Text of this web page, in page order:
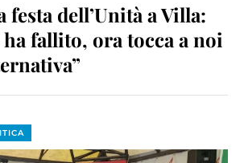
festa dell’Unità a Villa:
fallito, ora tocca a noi